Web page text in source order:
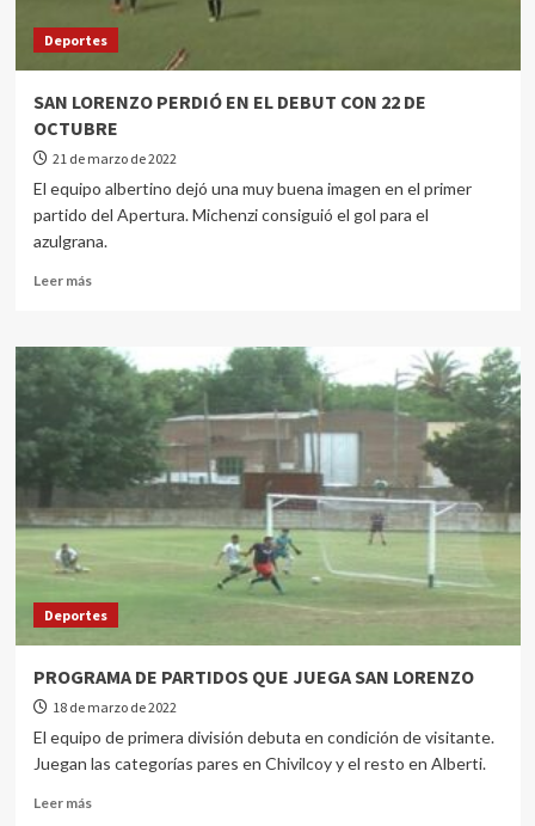
Deportes
SAN LORENZO PERDIÓ EN EL DEBUT CON 22 DE
OCTUBRE
21 de marzo de 2022
El equipo albertino dejó una muy buena imagen en el primer
partido del Apertura. Michenzi consiguió el gol para el
azulgrana.
Leer más
Deportes
PROGRAMA DE PARTIDOS QUE JUEGA SAN LORENZO
18 de marzo de 2022
El equipo de primera división debuta en condición de visitante.
Juegan las categorías pares en Chivilcoy y el resto en Alberti.
Leer más